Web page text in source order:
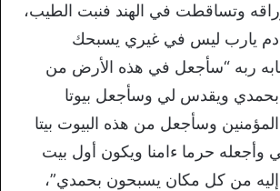
وتساقطت في الهند فنبت الطيب،
ادم يارب ليس في غيري يسبحك
ربه “سأجعل في هذه الأرض من
ويقدس لي وسأجعل بيوتا
وسأجعل من هذه البيوت بيتا
حرما ءامنا ويكون أول بيت
إليه من كل مكان يسبحون بحمدي”،